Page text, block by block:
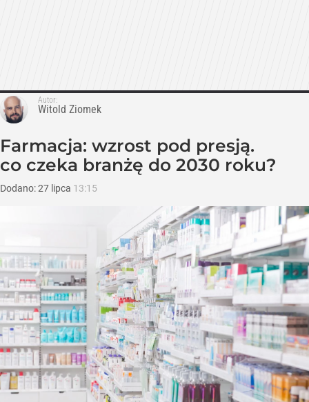
Autor:
Witold Ziomek
Farmacja: wzrost pod presją.
co czeka branżę do 2030 roku?
Dodano:27 lipca 13:15